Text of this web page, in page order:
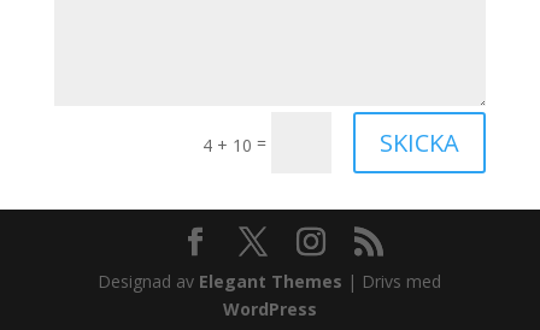
4 + 10 = SKICKA
Designad av Elegant Themes | Drivs med
WordPress